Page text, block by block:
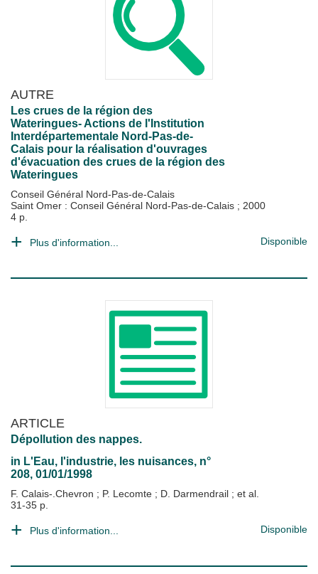
AUTRE
Les crues de la région des
Wateringues- Actions de l'Institution
Interdépartementale Nord-Pas-de-
Calais pour la réalisation d'ouvrages
d'évacuation des crues de la région des
Wateringues
Conseil Général Nord-Pas-de-Calais
Saint Omer : Conseil Général Nord-Pas-de-Calais ; 2000
4 p.
Plus d'information... Disponible
ARTICLE
Dépollution des nappes.
in L'Eau, l'industrie, les nuisances, n°
208, 01/01/1998
F. Calais-.Chevron ; P. Lecomte ; D. Darmendrail ; et al.
31-35 p.
Plus d'information... Disponible